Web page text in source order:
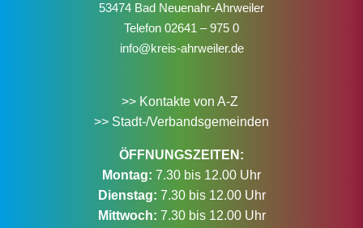
53474 Bad Neuenahr-Ahrweiler
Telefon 02641 – 975 0
info@kreis-ahrweiler.de
>> Kontakte von A-Z
>> Stadt-/Verbandsgemeinden
ÖFFNUNGSZEITEN:
Montag: 7.30 bis 12.00 Uhr
Dienstag: 7.30 bis 12.00 Uhr
Mittwoch: 7.30 bis 12.00 Uhr